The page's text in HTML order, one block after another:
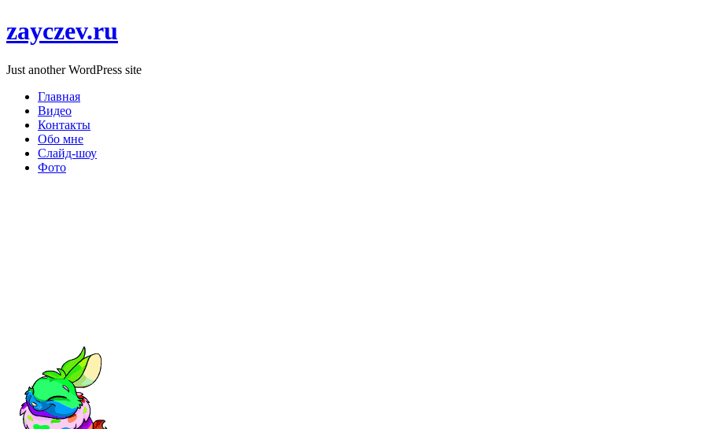
zayczev.ru
Just another WordPress site
Главная
Видео
Контакты
Обо мне
Слайд-шоу
Фото